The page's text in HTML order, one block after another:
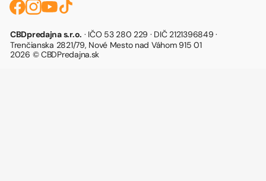
CBDpredajna s.r.o. · IČO 53 280 229 · DIČ 2121396849 ·
Trenčianska 2821/79, Nové Mesto nad Váhom 915 01
2026 © CBDPredajna.sk